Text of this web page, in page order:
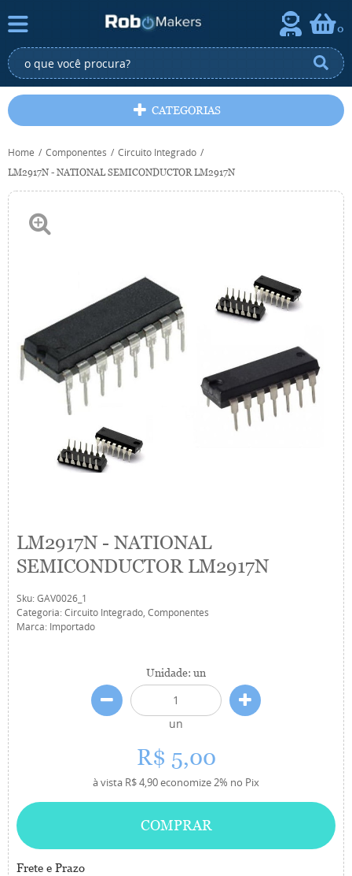
0
CATEGORIAS
Home Componentes Circuito Integrado
LM2917N - NATIONAL SEMICONDUCTOR LM2917N
LM2917N - NATIONAL
SEMICONDUCTOR LM2917N
Sku:GAV0026_1
Categoria:Circuito Integrado, Componentes
Marca: Importado
Unidade: un
un
R$ 5,00
à vista R$ 4,90economize2% no Pix
COMPRAR
Frete e Prazo